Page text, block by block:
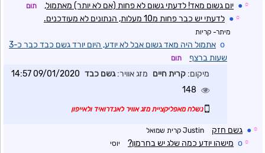
☼
● יום גשום מאד! לדעתי גשום לא פחות (אם לא יותר) מאתמול, תום
☼
● לדעתי יש כבר פחות מ10 מעלות, הנתונים לא מעודכנים.
מיתר- קריות
o
אתמול היה מאד גשום אבל לא יודע, היום יורד גשם כבד כבר כ-3
שעות ברצף
תום
מיקום: קרית חיים מזג אוויר:גשם כבד 09/01/2020 14:57
148
נשלח מאפליקציית מזג אוויר לאנדרואיד ולאייפון
☼
● גשם חזק Justin קרית שמואל
☼
o מישהו יודע כמה שלג יש בחרמון? יוסי